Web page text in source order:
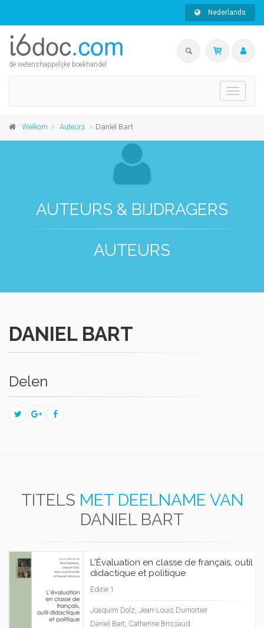
Nederlands
de wetenshappelijke boekhandel
Toggle
Welkom Auteurs Daniel Bart
AUTEURS & BIJDRAGERS
AUTEURS
DANIEL BART
Delen
TITELS MET DEELNAME VAN
DANIEL BART
L'Évaluation en classe de français, outil
didactique et politique
Editie 1
Joaquim Dolz, Jean-Louis Dumortier
Daniel Bart, Catherine Brissaud